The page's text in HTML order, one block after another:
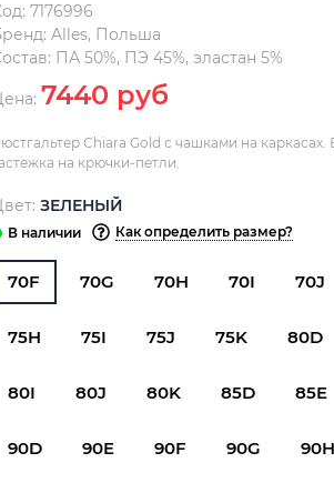
7176996
Alles, Польша
ПА 50%, ПЭ 45%, эластан 5%
7440 руб
Chiara Gold с чашками на
на крючки-петли.
ЗЕЛЕНЫЙ
Как определить размер?
70F 70G 70H 70I 70J
75H 75I 75J 75K 80D
80I 80J 80K 85D 85E
90D 90E 90F 90G 90H